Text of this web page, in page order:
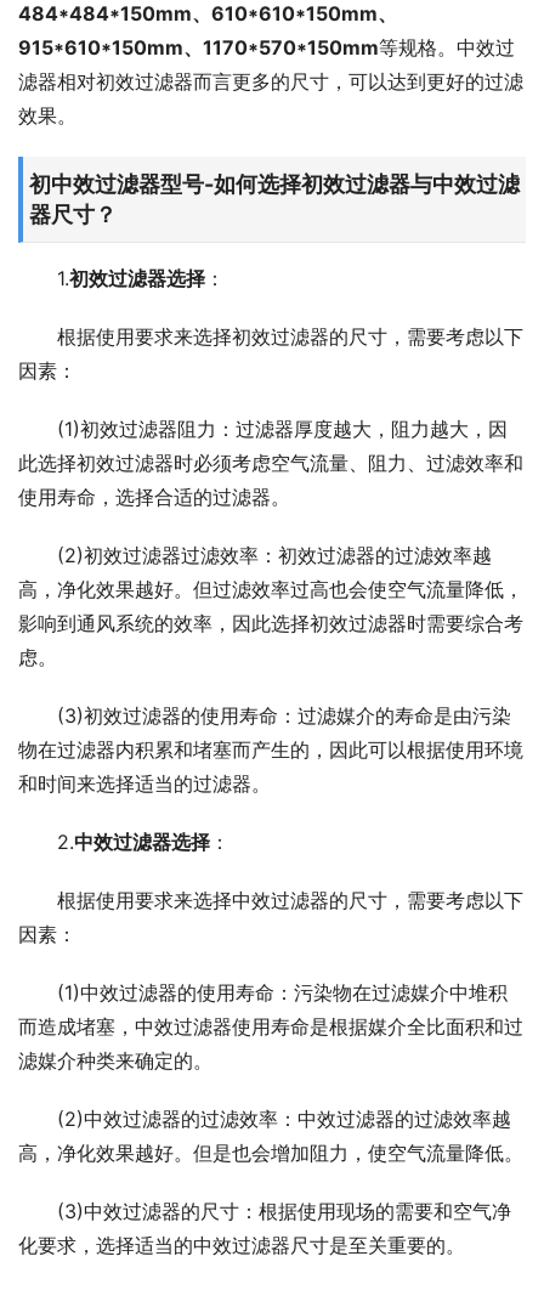
484*484*150mm、610*610*150mm、
915*610*150mm、1170*570*150mm等规格。中效过
滤器相对初效过滤器而言更多的尺寸，可以达到更好的过滤
效果。
初中效过滤器型号-如何选择初效过滤器与中效过滤
器尺寸？
1.初效过滤器选择 ：
根据使用要求来选择初效过滤器的尺寸，需要考虑以下
因素：
(1)初效过滤器阻力：过滤器厚度越大，阻力越大，因
此选择初效过滤器时必须考虑空气流量、阻力、过滤效率和
使用寿命，选择合适的过滤器。
(2)初效过滤器过滤效率：初效过滤器的过滤效率越
高，净化效果越好。但过滤效率过高也会使空气流量降低，
影响到通风系统的效率，因此选择初效过滤器时需要综合考
虑。
(3)初效过滤器的使用寿命：过滤媒介的寿命是由污染
物在过滤器内积累和堵塞而产生的，因此可以根据使用环境
和时间来选择适当的过滤器。
2.中效过滤器选择 ：
根据使用要求来选择中效过滤器的尺寸，需要考虑以下
因素：
(1)中效过滤器的使用寿命：污染物在过滤媒介中堆积
而造成堵塞，中效过滤器使用寿命是根据媒介全比面积和过
滤媒介种类来确定的。
(2)中效过滤器的过滤效率：中效过滤器的过滤效率越
高，净化效果越好。但是也会增加阻力，使空气流量降低。
(3)中效过滤器的尺寸：根据使用现场的需要和空气净
化要求，选择适当的中效过滤器尺寸是至关重要的。